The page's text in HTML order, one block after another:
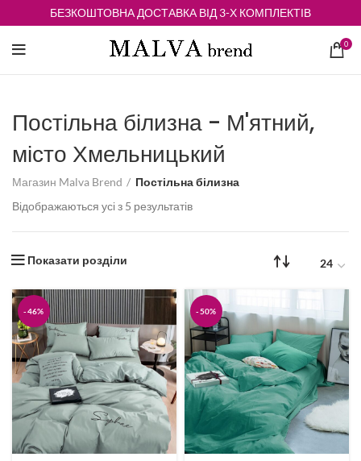
БЕЗКОШТОВНА ДОСТАВКА ВІД 3-Х КОМПЛЕКТІВ
0
Постільна білизна - М'ятний,
місто Хмельницький
Магазин Malva Brend
Постільна білизна
Відображаються усі з 5 результатівВідсортовано
Показати розділи
-46% -50%